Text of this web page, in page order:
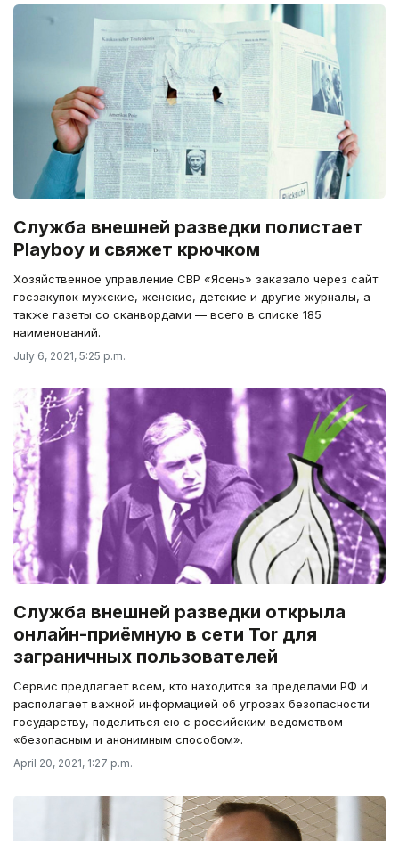
Служба внешней разведки полистает
Playboy и свяжет крючком
Хозяйственное управление СВР «Ясень» заказало через сайт
госзакупок мужские, женские, детские и другие журналы, а
также газеты со сканвордами — всего в списке 185
наименований.
July 6, 2021, 5:25 p.m.
Служба внешней разведки открыла
онлайн-приёмную в сети Tor для
заграничных пользователей
Сервис предлагает всем, кто находится за пределами РФ и
располагает важной информацией об угрозах безопасности
государству, поделиться ею с российским ведомством
«безопасным и анонимным способом».
April 20, 2021, 1:27 p.m.